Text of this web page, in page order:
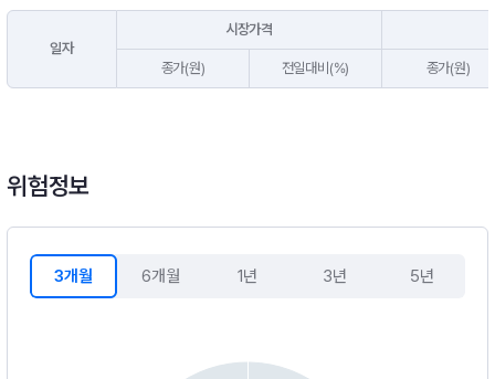
비교지수 대비 초과수익 달성을 추구합니다. 또한 운용목적 달성
및 효율성 제고를 위하여 집합투자증권, 파생결합증권에도 일부
투자할 수 있습니다.※ 비교지수 : [S&P500 and Short-Term T
reasury 50/50 Blend Index(원화환산) × 100%]
일자
시장가격
종가(원) 전일대비(%) 종가(원)
위험정보
3개월 6개월 1년 3년 5년